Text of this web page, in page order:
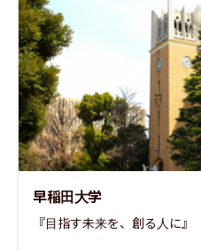
早稲田大学
『目指す未来を、創る人に』